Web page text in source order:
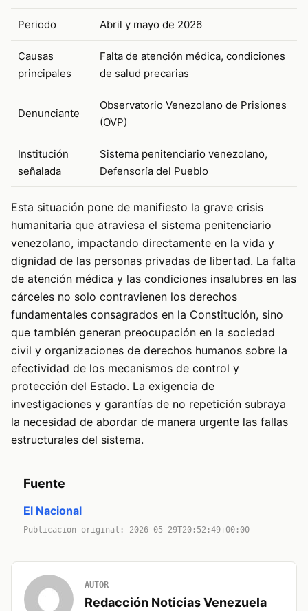
Periodo Abril y mayo de 2026
Causas
principales
Falta de atención médica, condiciones
de salud precarias
Denunciante
Observatorio Venezolano de Prisiones
(OVP)
Institución
señalada
Sistema penitenciario venezolano,
Defensoría del Pueblo
Esta situación pone de manifiesto la grave crisis
humanitaria que atraviesa el sistema penitenciario
venezolano, impactando directamente en la vida y
dignidad de las personas privadas de libertad. La falta
de atención médica y las condiciones insalubres en las
cárceles no solo contravienen los derechos
fundamentales consagrados en la Constitución, sino
que también generan preocupación en la sociedad
civil y organizaciones de derechos humanos sobre la
efectividad de los mecanismos de control y
protección del Estado. La exigencia de
investigaciones y garantías de no repetición subraya
la necesidad de abordar de manera urgente las fallas
estructurales del sistema.
Fuente
El Nacional
Publicacion original: 2026-05-29T20:52:49+00:00
AUTOR
Redacción Noticias Venezuela